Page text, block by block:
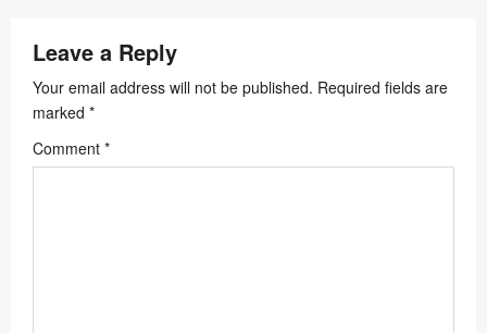
g
a
t
i
Leave a Reply
Your email address will not be published. Required fields are
marked *
Comment *